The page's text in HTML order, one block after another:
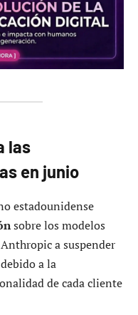
las
en junio
estadounidense
sobre los modelos
a suspender
a la
de cada cliente